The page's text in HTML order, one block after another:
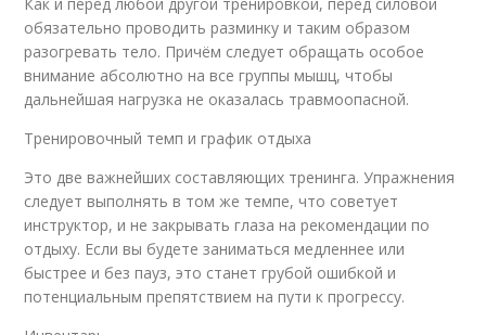
обязательно проводить разминку и таким образом
разогревать тело. Причём следует обращать особое
внимание абсолютно на все группы мышц, чтобы
дальнейшая нагрузка не оказалась травмоопасной.
Тренировочный темп и график отдыха
Это две важнейших составляющих тренинга. Упражнения
следует выполнять в том же темпе, что советует
инструктор, и не закрывать глаза на рекомендации по
отдыху. Если вы будете заниматься медленнее или
быстрее и без пауз, это станет грубой ошибкой и
потенциальным препятствием на пути к прогрессу.